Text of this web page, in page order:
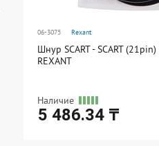
06-3075 Rexant
Шнур SCART - SCART
REXANT
Наличие
5 486.34 ₸